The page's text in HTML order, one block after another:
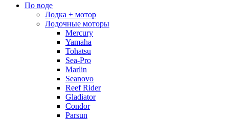
По воде
Лодка + мотор
Лодочные моторы
Mercury
Yamaha
Tohatsu
Sea-Pro
Marlin
Seanovo
Reef Rider
Gladiator
Condor
Parsun